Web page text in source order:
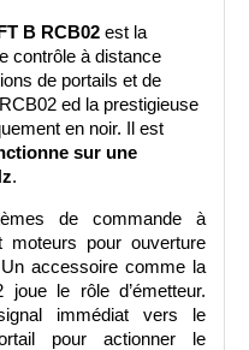
B RCB02 est la
contrôle à distance
de portails et de
ed la prestigieuse
en noir. Il est
sur une
.
de commande à
moteurs pour ouverture
accessoire comme la
le rôle d’émetteur.
immédiat vers le
pour actionner le